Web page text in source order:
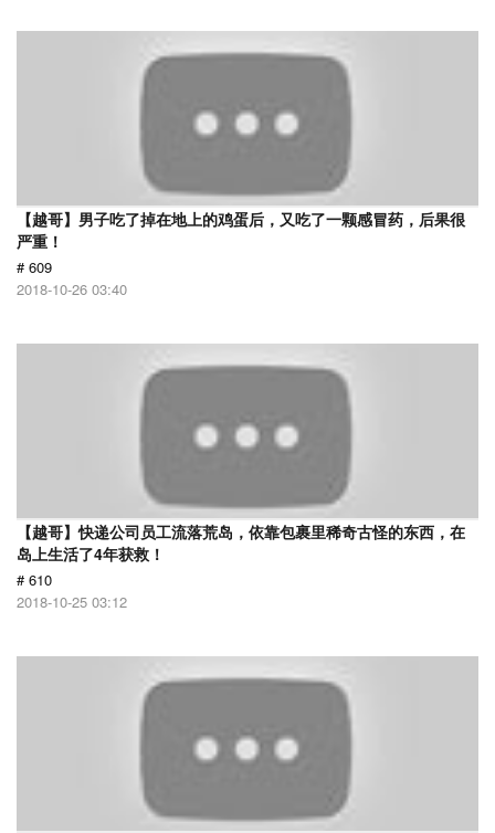
【越哥】男子吃了掉在地上的鸡蛋后，又吃了一颗感冒药，后果很
严重！
# 609
2018-10-26 03:40
【越哥】快递公司员工流落荒岛，依靠包裹里稀奇古怪的东西，在
岛上生活了4年获救！
# 610
2018-10-25 03:12